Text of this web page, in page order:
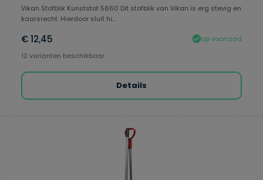
Vikan Stofblik Kunststof 5660 Dit stofblik van Vikan is erg stevig en
kaarsrecht. Hierdoor sluit hi...
€ 12,45
op voorraad
12 varianten beschikbaar
Details